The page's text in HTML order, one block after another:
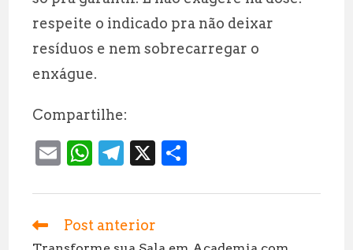
respeite o indicado pra não deixar
resíduos e nem sobrecarregar o
enxágue.
Compartilhe:
E
ai
l
W
at
s
T
e
g
X
a
Leia
Post anterior